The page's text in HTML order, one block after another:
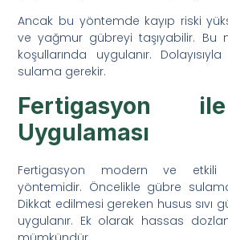
Ancak bu yöntemde kayıp riski
ve yağmur gübreyi taşıyabilir. Bu
koşullarında uygulanır.
sulama gerekir.
Fertigasyon
Uygulaması
Fertigasyon modern ve etkili
yöntemidir. Öncelikle gübre sulama
Dikkat edilmesi gereken husus sıvı
uygulanır. Ek olarak hassas